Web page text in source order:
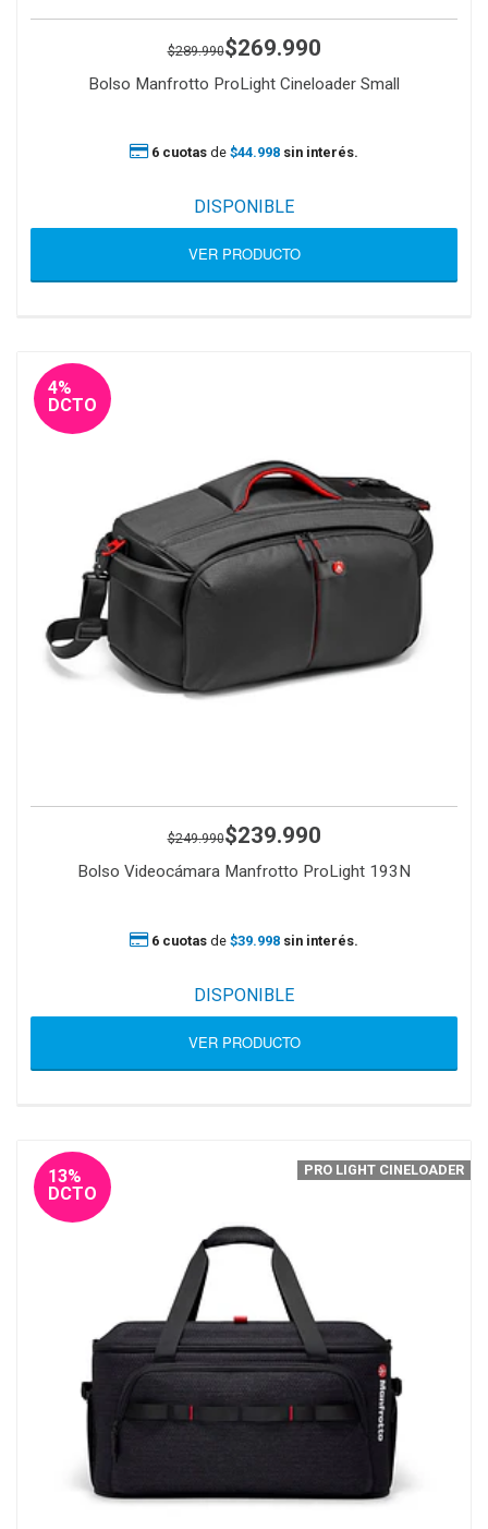
$289.990$269.990
Bolso Manfrotto ProLight Cineloader Small
6 cuotas de $44.998 sin interés.
DISPONIBLE
VER PRODUCTO
4%
DCTO
$249.990$239.990
Bolso Videocámara Manfrotto ProLight 193N
6 cuotas de $39.998 sin interés.
DISPONIBLE
VER PRODUCTO
13%
DCTO
PRO LIGHT CINELOADER